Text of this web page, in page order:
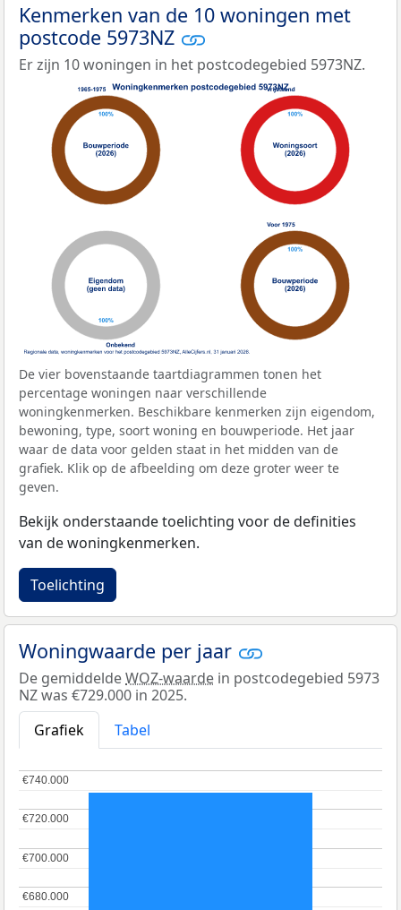
Kenmerken van de 10 woningen met
postcode 5973NZ
Er zijn 10 woningen in het postcodegebied 5973NZ.
De vier bovenstaande taartdiagrammen tonen het
percentage woningen naar verschillende
woningkenmerken. Beschikbare kenmerken zijn eigendom,
bewoning, type, soort woning en bouwperiode. Het jaar
waar de data voor gelden staat in het midden van de
grafiek. Klik op de afbeelding om deze groter weer te
geven.
Bekijk onderstaande toelichting voor de definities
van de woningkenmerken.
Toelichting
Woningwaarde per jaar
De gemiddeldeWOZ-waarde in postcodegebied 5973
NZ was €729.000 in 2025.
Grafiek
Tabel
€680.000
€680.000
€700.000
€700.000
€720.000
€720.000
€740.000
€740.000